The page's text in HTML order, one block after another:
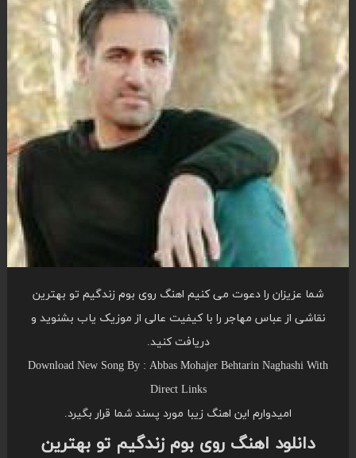
شما عزیزان را دعوت می کنیم اهنگ روی بوم زندگیم تو بهترین
نقاشی از عباس مهاجر را با کیفیت عالی از موزیک یاب بشنوید و
دریافت کنید.
Download New Song By : Abbas Mohajer Behtarin Naghashi With
Direct Links
امیدوارم این اهنگ زیبا مورد پسند شما قرار بگیرد.
دانلود اهنگ روی بوم زندگیم تو بهترین